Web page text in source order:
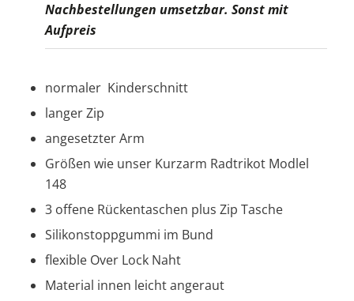
Nachbestellungen umsetzbar. Sonst mit
Aufpreis
normaler Kinderschnitt
langer Zip
angesetzter Arm
Größen wie unser Kurzarm Radtrikot Modlel
148
3 offene Rückentaschen plus Zip Tasche
Silikonstoppgummi im Bund
flexible Over Lock Naht
Material innen leicht angeraut